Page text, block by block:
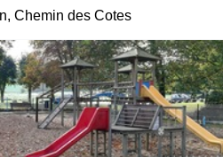
Chemin des Cotes